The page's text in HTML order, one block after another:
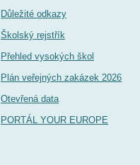
Důležité odkazy
Školský rejstřík
Přehled vysokých škol
Plán veřejných zakázek 2026
Otevřená data
PORTÁL YOUR EUROPE